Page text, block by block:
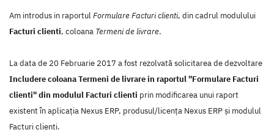
Am introdus in raportulFormulare Facturi clienti, din cadrul modulului
Facturi clienti, coloana Termeni de livrare.
La data de 20 Februarie 2017 a fost rezolvată solicitarea de dezvoltare
Includere coloana Termeni de livrare in raportul "Formulare Facturi
clienti" din modulul Facturi clienti prin modificarea unui raport
existent în aplicaţia Nexus ERP, produsul/licenţa Nexus ERP şi modulul
Facturi clienti.